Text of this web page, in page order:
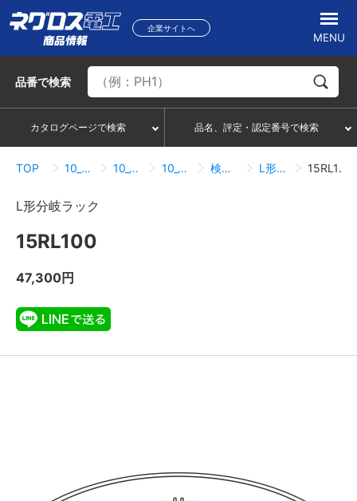
企業サイトへ
MENU
品番で検索
カタログページで検索 品名、評定・認定番号で検索
TOP 10_ケーブルラック 10_06_15Rタイプ 10_06_02_分岐・ベンド 検索結果一覧 L形分岐ラック 15RL100
L形分岐ラック
15RL100
47,300円